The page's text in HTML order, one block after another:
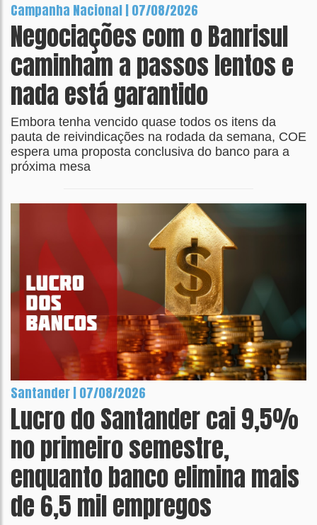
Campanha Nacional | 07/08/2026
Negociações com o Banrisul
caminham a passos lentos e
nada está garantido
Embora tenha vencido quase todos os itens da
pauta de reivindicações na rodada da semana, COE
espera uma proposta conclusiva do banco para a
próxima mesa
Santander | 07/08/2026
Lucro do Santander cai 9,5%
no primeiro semestre,
enquanto banco elimina mais
de 6,5 mil empregos